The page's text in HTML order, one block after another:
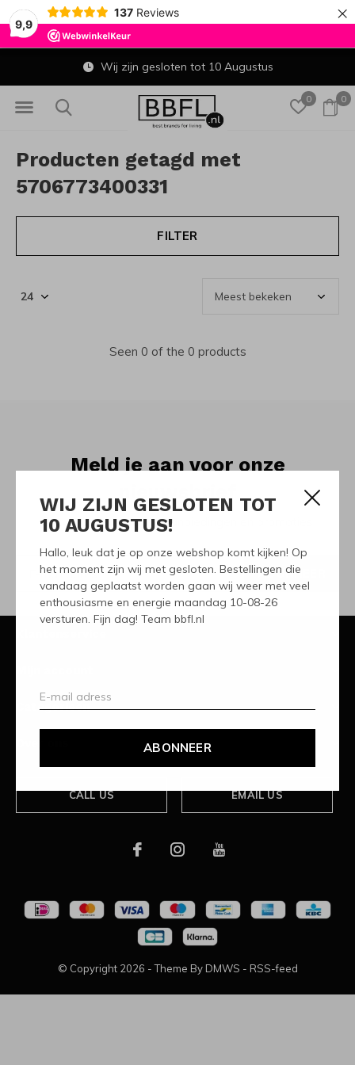
9,9
137 Reviews ×
WIJ ZIJN GESLOTEN TOT
10 AUGUSTUS!
Hallo, leuk dat je op onze webshop komt kijken! Op
het moment zijn wij met gesloten. Bestellingen die
vandaag geplaatst worden gaan wij weer met veel
enthousiasme en energie maandag 10-08-26
versturen. Fijn dag! Team bbfl.nl
ABONNEER
0 0
Wij zijn gesloten tot 10 Augustus
Producten getagd met
5706773400331
FILTER
Seen 0 of the 0 products
Meld je aan voor onze
Ontvang de nieuwste aanbiedingen en promoties
ABONNEER
Categorieën
CALL US EMAIL US
© Copyright 2026 - Theme By DMWS - RSS-feed